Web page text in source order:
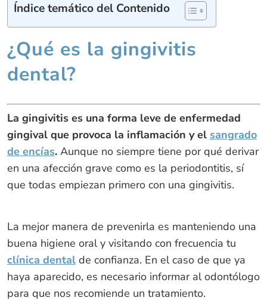
Índice temático del Contenido
¿Qué es la gingivitis
dental?
La gingivitis es una forma leve de enfermedad
gingival que provoca la inflamación y el sangrado
de encías.Aunque no siempre tiene por qué derivar
en una afección grave como es la periodontitis, sí
que todas empiezan primero con una gingivitis.
La mejor manera de prevenirla es manteniendo una
buena higiene oral y visitando con frecuencia tu
clínica dentalde confianza. En el caso de que ya
haya aparecido, es necesario informar al odontólogo
para que nos recomiende un tratamiento.